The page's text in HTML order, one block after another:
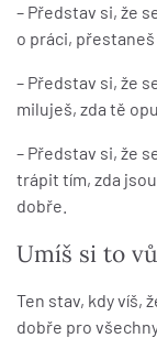
– Představ si, že
o práci, přestaneš
– Představ si, že
miluješ, zda tě
– Představ si, že
trápit tím, zda
dobře.
Umíš si to
Ten stav, kdy víš,
dobře pro